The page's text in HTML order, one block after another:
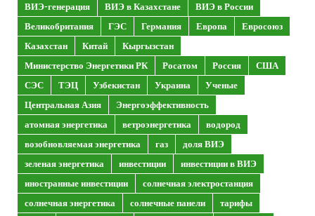
ВИЭ-генерация
ВИЭ в Казахстане
ВИЭ в России
Великобритания
ГЭС Германия Европа
Евросоюз
Казахстан
Китай
Кыргызстан
Министерство Энергетики РК
Росатом Россия
США
СЭС
ТЭЦ Узбекистан Украина
Ученые
Центральная Азия
Энергоэффективность
атомная энергетика
ветроэнергетика
водород
возобновляемая энергетика
газ
доля ВИЭ
зеленая энергетика
инвестиции
инвестиции в ВИЭ
иностранные инвестиции
солнечная электростанция
солнечная энергетика
солнечные панели
тарифы